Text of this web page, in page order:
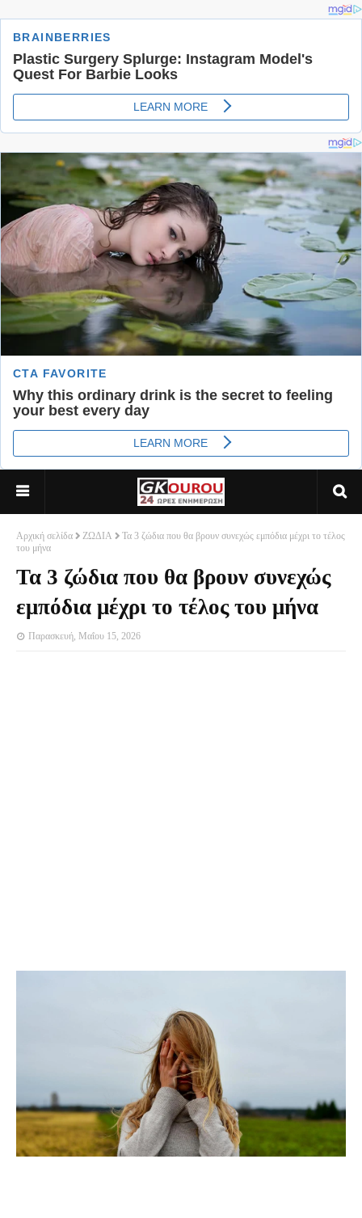
Αρχική σελίδα ΖΩΔΙΑ
Τα 3 ζώδια που θα βρουν συνεχώς εμπόδια μέχρι το τέλος
του μήνα
Τα 3 ζώδια που θα βρουν συνεχώς
εμπόδια μέχρι το τέλος του μήνα
Παρασκευή, Μαΐου 15, 2026